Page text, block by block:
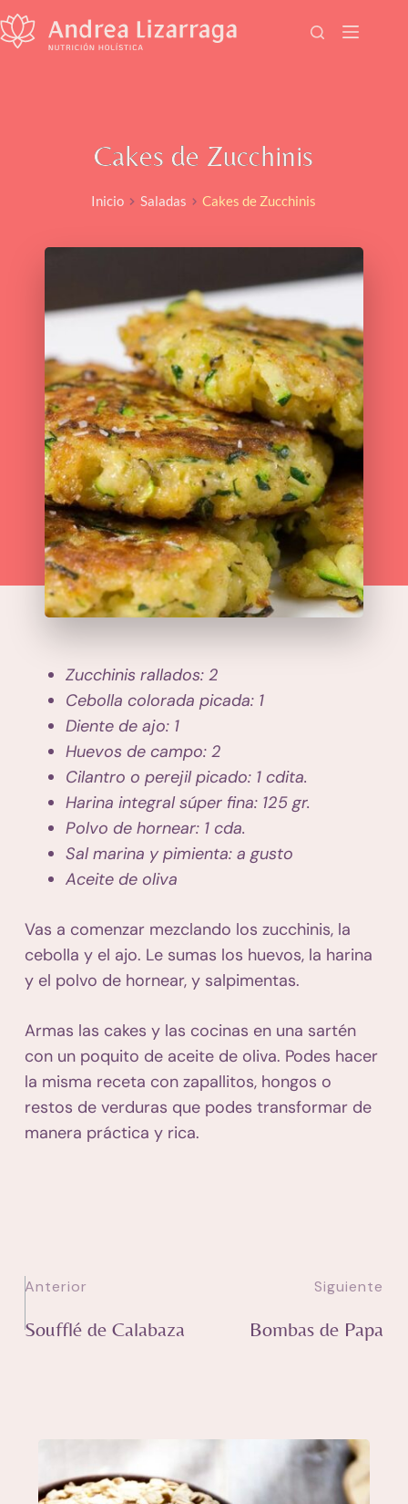
al
contenido
Cakes de Zucchinis
Inicio Saladas Cakes de Zucchinis
Zucchinis rallados: 2
Cebolla colorada picada: 1
Diente de ajo: 1
Huevos de campo: 2
Cilantro o perejil picado: 1 cdita.
Harina integral súper fina: 125 gr.
Polvo de hornear: 1 cda.
Sal marina y pimienta: a gusto
Aceite de oliva
Vas a comenzar mezclando los zucchinis, la
cebolla y el ajo. Le sumas los huevos, la harina
y el polvo de hornear, y salpimentas.
Armas las cakes y las cocinas en una sartén
con un poquito de aceite de oliva. Podes hacer
la misma receta con zapallitos, hongos o
restos de verduras que podes transformar de
manera práctica y rica.
Anterior Siguiente
Soufflé de Calabaza Bombas de Papa